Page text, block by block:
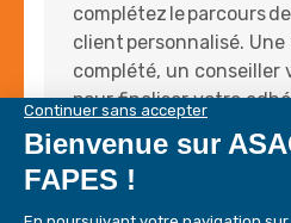
complétez le parcours
client personnalisé.
complété, un conseiller
pour finaliser votre
Adhérer en ligne